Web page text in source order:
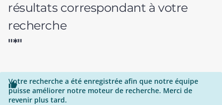
résultats correspondant à votre
recherche
"*"

Votre recherche a été enregistrée afin que notre équipe
puisse améliorer notre moteur de recherche. Merci de
revenir plus tard.